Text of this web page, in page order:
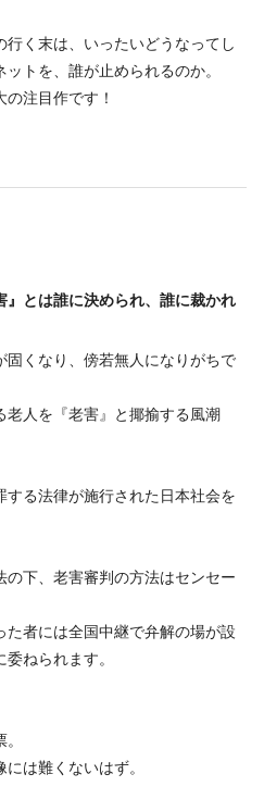
く末は、いったいどうなってし
トを、誰が止められるのか。
注目作です！
とは誰に決められ、誰に裁かれ
固くなり、傍若無人になりがちで
人を『老害』と揶揄する風潮
る法律が施行された日本社会を
下、老害審判の方法はセンセー
者には全国中継で弁解の場が設
ねられます。
は難くないはず。